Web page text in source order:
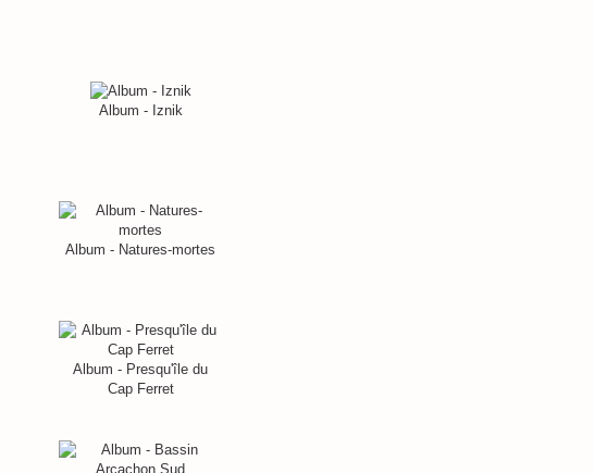
Album - Iznik
Album - Natures-mortes
Album - Presqu'île du
Cap Ferret